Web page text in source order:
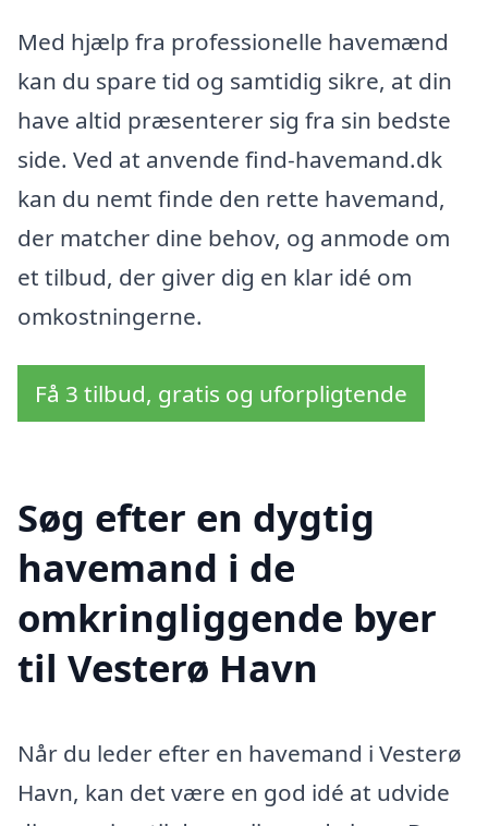
Med hjælp fra professionelle havemænd
kan du spare tid og samtidig sikre, at din
have altid præsenterer sig fra sin bedste
side. Ved at anvende find-havemand.dk
kan du nemt finde den rette havemand,
der matcher dine behov, og anmode om
et tilbud, der giver dig en klar idé om
omkostningerne.
Få 3 tilbud, gratis og uforpligtende
Søg efter en dygtig
havemand i de
omkringliggende byer
til Vesterø Havn
Når du leder efter en havemand i Vesterø
Havn, kan det være en god idé at udvide